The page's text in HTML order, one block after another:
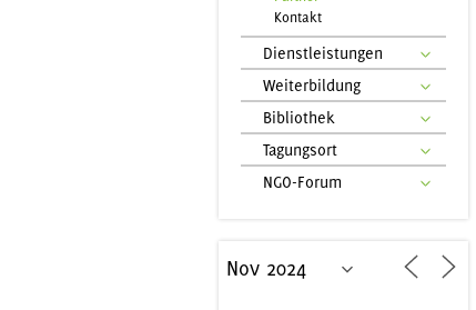
Kontakt
Dienstleistungen
Weiterbildung
Bibliothek
Tagungsort
NGO-Forum